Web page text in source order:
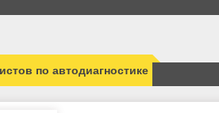
по автодиагностике